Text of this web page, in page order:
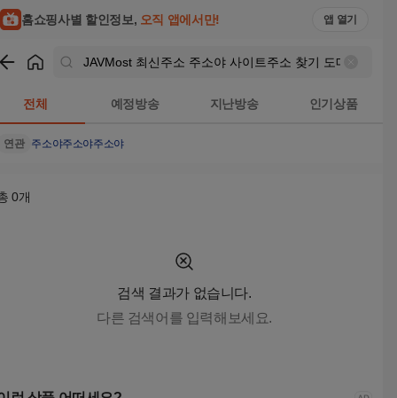
홈쇼핑사별 할인정보, 오직 앱에서만! 앱 열기
전체 예정방송 지난방송 인기상품
연관 주소야주소야주소야
0개
검색 결과가 없습니다.
다른 검색어를 입력해보세요.